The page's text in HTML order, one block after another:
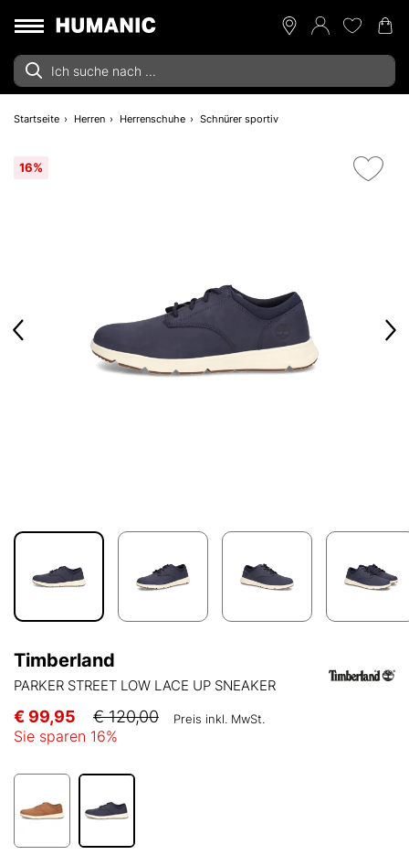
Startseite Herren Herrenschuhe Schnürer sportiv
16%
Timberland
PARKER STREET LOW LACE UP SNEAKER
€ 99,95 € 120,00 Preis inkl. MwSt.
Sie sparen 16%